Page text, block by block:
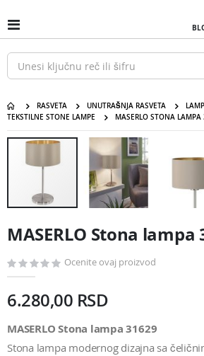
na
sadržaj
Uključi
/
isključi
Nav
RASVETA UNUTRAŠNJA RASVETA
TEKSTILNE STONE LAMPE
MASERLO STONA
galerije
MASERLO Stona lampa
početak
galerije
MASERLO Stona lampa
Ocenite ovaj proizvod
6.280,00 RSD
MASERLO Stona lampa 31629
Stona lampa modernog dizajna sa